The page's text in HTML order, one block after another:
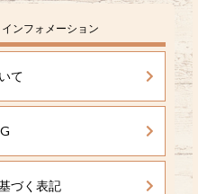
インフォメーション
て
づく表記